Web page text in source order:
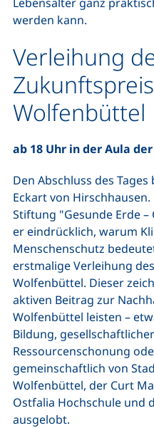
werden kann.
Verleihung
Wolfenbüttel
ab 18 Uhr in der Aula
Den Abschluss des
Eckart von
Stiftung "Gesunde Erde
er eindrücklich, warum
Menschenschutz
erstmalige Verleihung
Wolfenbüttel. Dieser
aktiven Beitrag zur
Wolfenbüttel leisten –
Bildung,
Ressourcenschonung
gemeinschaftlich von
Wolfenbüttel, der Curt
Ostfalia Hochschule und
ausgelobt.